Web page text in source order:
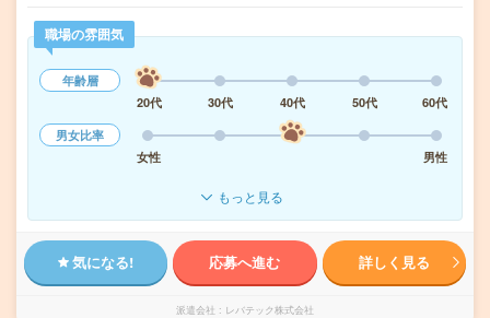
職場の雰囲気
年齢層
20代
30代 40代 50代
60代
男女比率
女性
男性
もっと見る
気になる! 応募へ進む 詳しく見る
派遣会社 レバテック株式会社